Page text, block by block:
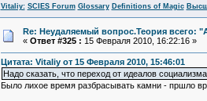
Vitaliy: SCIES Forum Glossary Definitions of Magic
Re: Неудаляемый вопрос.Теория всего:
« Ответ #325 : 15 Февраля 2010, 16:22:16 »
Цитата: Vitaliy от 15 Февраля 2010, 15:46:01
Надо сказать, что переход от идеалов
Было лихое время разбрасывать камни - пршло